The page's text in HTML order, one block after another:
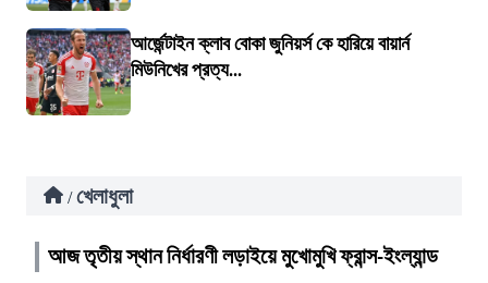
আর্জেন্টাইন ক্লাব বোকা জুনিয়র্স কে হারিয়ে বায়ার্ন
মিউনিখের প্রত্য...
/ খেলাধুলা
আজ তৃতীয় স্থান নির্ধারণী লড়াইয়ে মুখোমুখি ফ্রান্স-ইংল্যান্ড